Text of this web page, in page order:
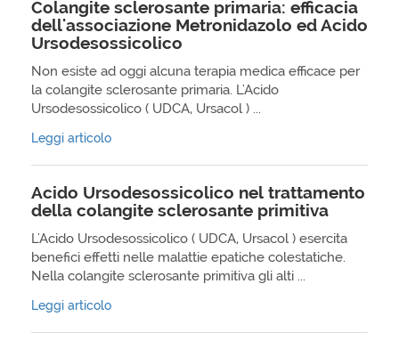
Colangite sclerosante primaria: efficacia
dell'associazione Metronidazolo ed Acido
Ursodesossicolico
Non esiste ad oggi alcuna terapia medica efficace per
la colangite sclerosante primaria. L'Acido
Ursodesossicolico ( UDCA, Ursacol ) ...
Leggi articolo
Acido Ursodesossicolico nel trattamento
della colangite sclerosante primitiva
L'Acido Ursodesossicolico ( UDCA, Ursacol ) esercita
benefici effetti nelle malattie epatiche colestatiche.
Nella colangite sclerosante primitiva gli alti ...
Leggi articolo